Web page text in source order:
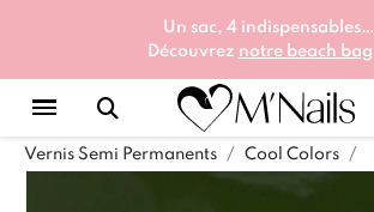
Un sac, 4 indispensables…
Découvrez notre beach bag
Vernis Semi Permanents Cool Colors